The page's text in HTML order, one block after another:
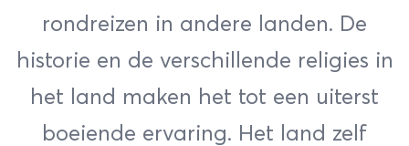
rondreizen in andere landen. De
historie en de verschillende religies in
het land maken het tot een uiterst
boeiende ervaring. Het land zelf